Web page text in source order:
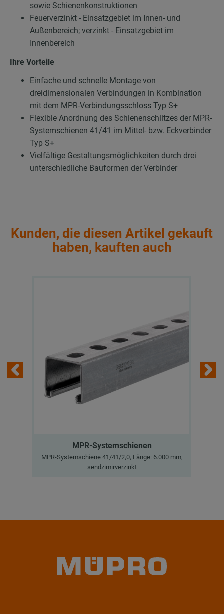
sowie Schienenkonstruktionen
Feuerverzinkt - Einsatzgebiet im Innen- und
Außenbereich; verzinkt - Einsatzgebiet im
Innenbereich
Ihre Vorteile
Einfache und schnelle Montage von
dreidimensionalen Verbindungen in Kombination
mit dem MPR-Verbindungsschloss Typ S+
Flexible Anordnung des Schienenschlitzes der MPR-
Systemschienen 41/41 im Mittel- bzw. Eckverbinder
Typ S+
Vielfältige Gestaltungsmöglichkeiten durch drei
unterschiedliche Bauformen der Verbinder
Kunden, die diesen Artikel gekauft
haben, kauften auch
MPR-Systemschienen
MPR-Systemschiene 41/41/2,0, Länge: 6.000 mm,
sendzimirverzinkt